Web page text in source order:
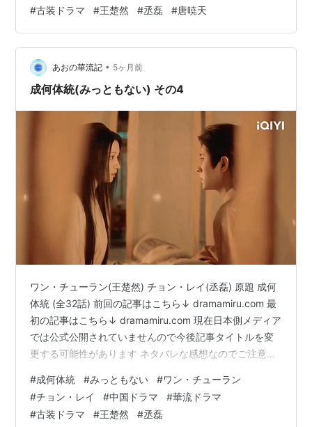
永児のキャッキャした親友関係が和みます。 最初は互い
に手探りでしたけど、時間とともに信頼関係も確立して
きます。 この後、墕国の使節団なるものが…
#古装ドラマ #王楚然 #丞磊 #唐暁天
あおの華流記 • 5ヶ月前
成何体統(みっともない) その4
ワン・チューラン(王楚然) チョン・レイ(丞磊) 原題 成何
体統 (全32話) 前回の記事はこちら↓ dramamiru.com 最
初の記事はこちら↓ dramamiru.com 現在日本側メディア
では公式公開されていませんので今後記事タイトルを変
更する可能性があります ネタバレな感想なのでご注意！
ネタバレＯＫな方のみどうぞ 晩音の侍女の小眉。 元々の
晩音の侍女です。 つまりは途中から主人の中身が入れ替
わったんだけど、彼女はそれを理解してなかった。 いつ
#成何体統 #みっともない #ワン・チューラン
#チョン・レイ #中国ドラマ #華流ドラマ
#古装ドラマ #王楚然 #丞磊